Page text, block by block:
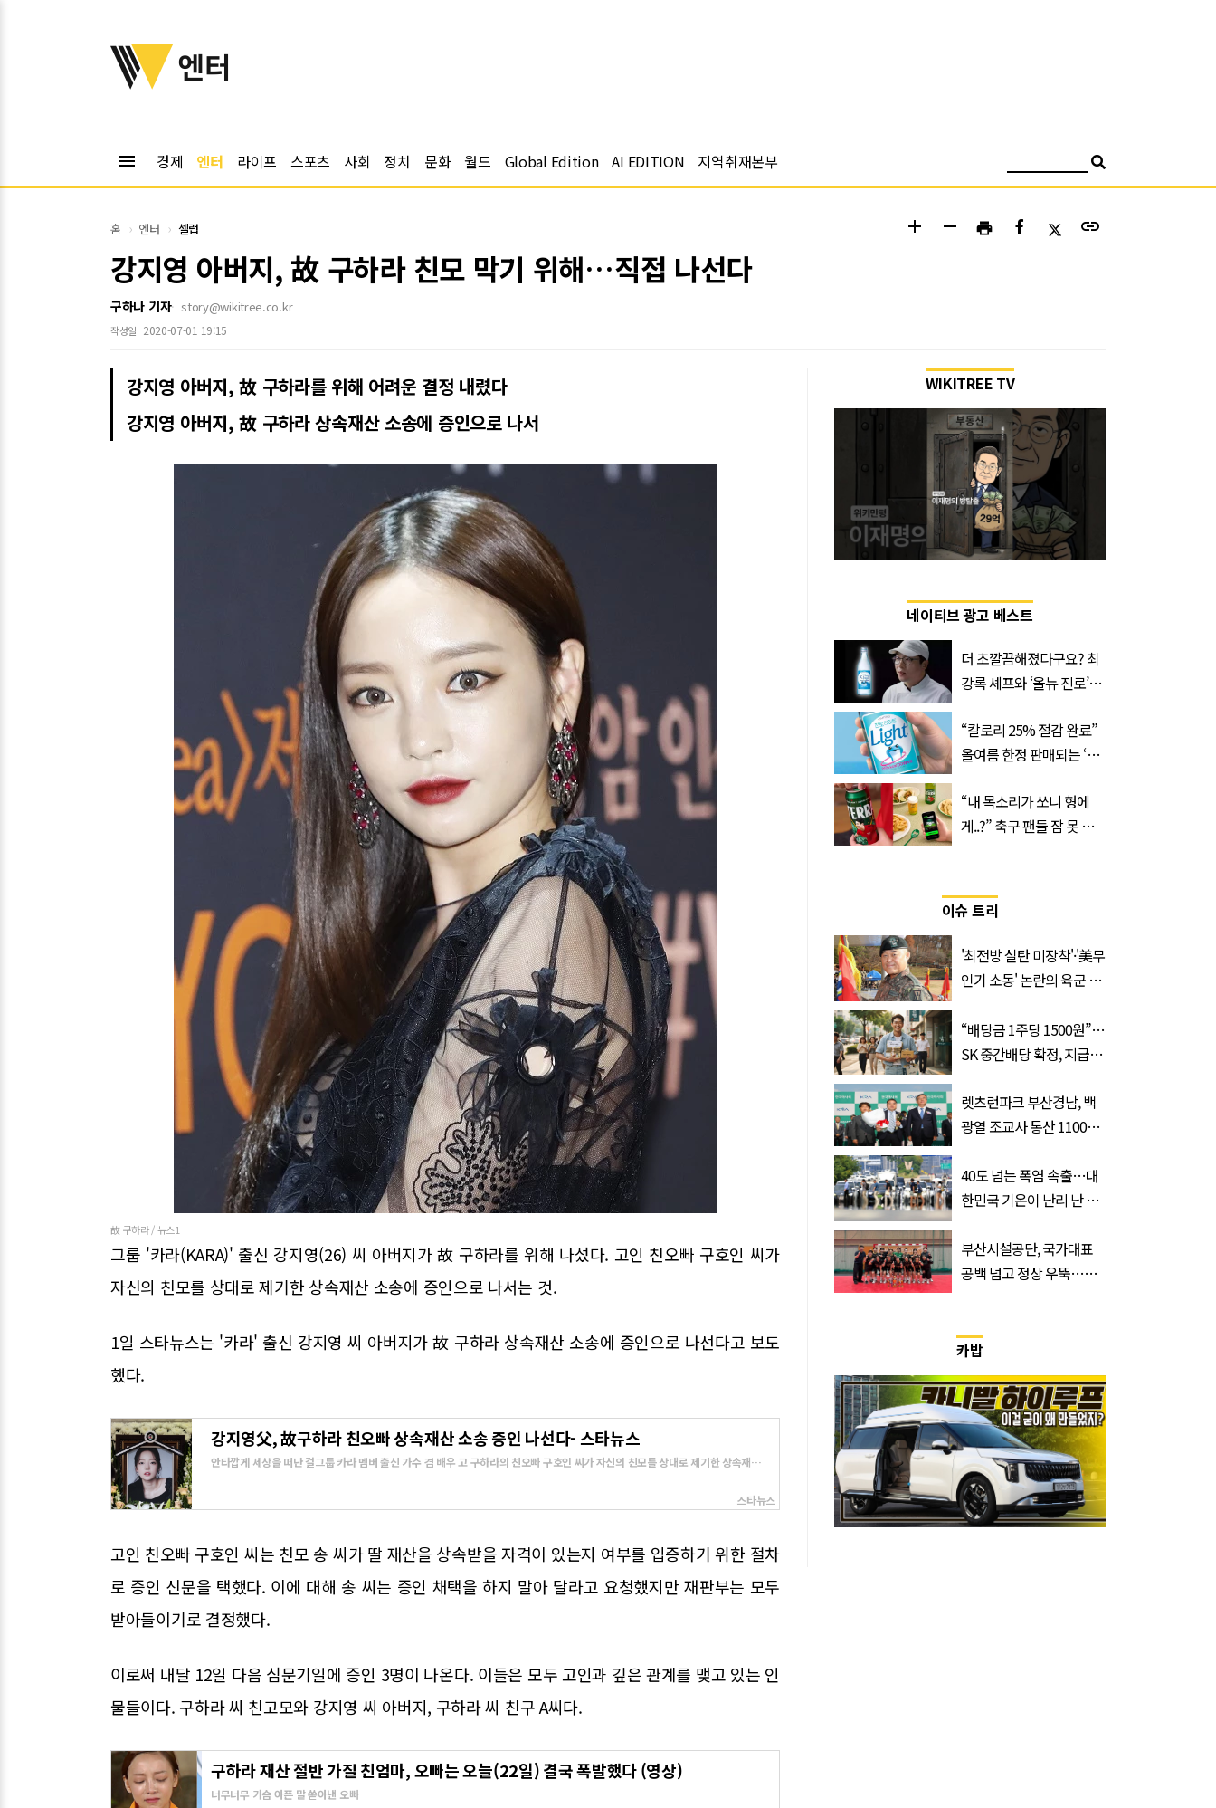
위키트리
엔터
menu 경제 엔터 라이프 스포츠 사회 정치 문화 월드 Global Edition AI EDITION 지역취재본부
홈 엔터 셀럽 add remove print link
강지영 아버지, 故 구하라 친모 막기 위해…직접 나선다
구하나 기자 story@wikitree.co.kr
작성일 2020-07-01 19:15
강지영 아버지, 故 구하라를 위해 어려운 결정 내렸다
강지영 아버지, 故 구하라 상속재산 소송에 증인으로 나서
故 구하라 / 뉴스1
그룹 '카라(KARA)' 출신 강지영(26) 씨 아버지가 故 구하라를 위해 나섰다. 고인 친오빠 구호인 씨가
자신의 친모를 상대로 제기한 상속재산 소송에 증인으로 나서는 것.
1일 스타뉴스는 '카라' 출신 강지영 씨 아버지가 故 구하라 상속재산 소송에 증인으로 나선다고 보도
했다.
강지영父, 故구하라 친오빠 상속재산 소송 증인 나선다- 스타뉴스
안타깝게 세상을 떠난 걸그룹 카라 멤버 출신 가수 겸 배우 고 구하라의 친오빠 구호인 씨가 자신의 친모를 상대로 제기한 상속재산
스타뉴스
고인 친오빠 구호인 씨는 친모 송 씨가 딸 재산을 상속받을 자격이 있는지 여부를 입증하기 위한 절차
로 증인 신문을 택했다. 이에 대해 송 씨는 증인 채택을 하지 말아 달라고 요청했지만 재판부는 모두
받아들이기로 결정했다.
이로써 내달 12일 다음 심문기일에 증인 3명이 나온다. 이들은 모두 고인과 깊은 관계를 맺고 있는 인
물들이다. 구하라 씨 친고모와 강지영 씨 아버지, 구하라 씨 친구 A씨다.
구하라 재산 절반 가질 친엄마, 오빠는 오늘(22일) 결국 폭발했다 (영상)
너무너무 가슴 아픈 말 쏟아낸 오빠
WIKITREE TV
네이티브 광고 베스트
더 초깔끔해졌다구요? 최
강록 셰프와 ‘올뉴 진로’의
“칼로리 25% 절감 완료”
올여름 한정 판매되는 ‘최
“내 목소리가 쏘니 형에
게..?” 축구 팬들 잠 못 들
이슈 트리
'최전방 실탄 미장착'·'美무
인기 소동' 논란의 육군 1
“배당금 1주당 1500원”…
SK 중간배당 확정, 지급일
렛츠런파크 부산경남, 백
광열 조교사 통산 1100
40도 넘는 폭염 속출…대
한민국 기온이 난리 난 이
능
부산시설공단, 국가대표
공백 넘고 정상 우뚝…디
카밥